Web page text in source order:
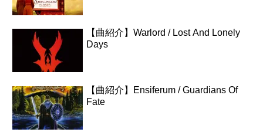
【曲紹介】Warlord / Lost And Lonely
Days
【曲紹介】Ensiferum / Guardians Of
Fate